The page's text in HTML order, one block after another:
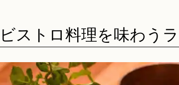
ストロ料理を味わう